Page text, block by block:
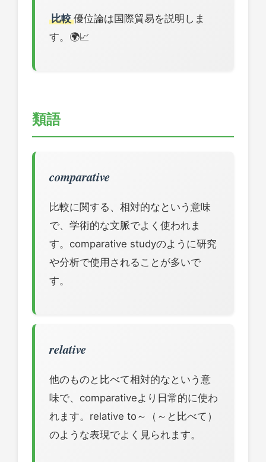
比較優位論は国際貿易を説明しま
す。🌍📈
類語
comparative
比較に関する、相対的なという意味
で、学術的な文脈でよく使われま
す。comparative studyのように研究
や分析で使用されることが多いで
す。
relative
他のものと比べて相対的なという意
味で、comparativeより日常的に使わ
れます。relative to～（～と比べて）
のような表現でよく見られます。